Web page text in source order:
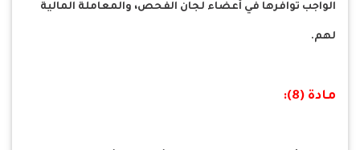
الواجب توافرها في أعضاء لجان الفحص، والمعاملة المالية
لهم.
مادة (8):